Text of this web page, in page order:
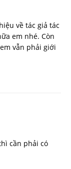
về tác giả tác
em nhé. Còn
vẫn phải giới
cần phải có